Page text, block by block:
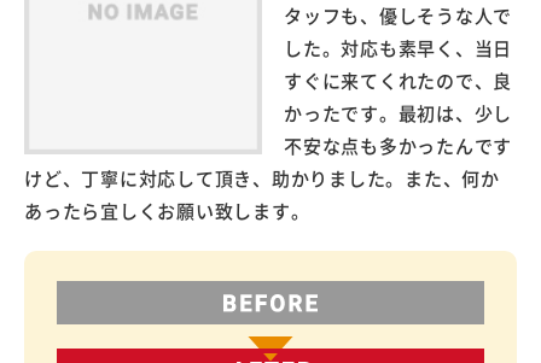
タッフも、優しそうな人で
した。対応も素早く、当日
すぐに来てくれたので、良
かったです。最初は、少し
不安な点も多かったんです
けど、丁寧に対応して頂き、助かりました。また、何か
あったら宜しくお願い致します。